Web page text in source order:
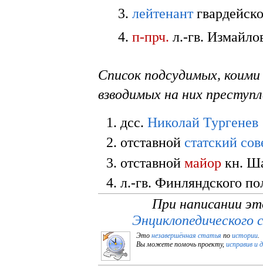
лейтенант
п-прч. л.-гв.
Список подсудимых, коими
взводимых на них
дсс.Николай Тургенев
отставной статский
отставноймайор кн.
л.-гв. Финляндского
При написании
Энциклопедического
Это незавершённая статья по истории
Вы можете помочь проекту, исправив и